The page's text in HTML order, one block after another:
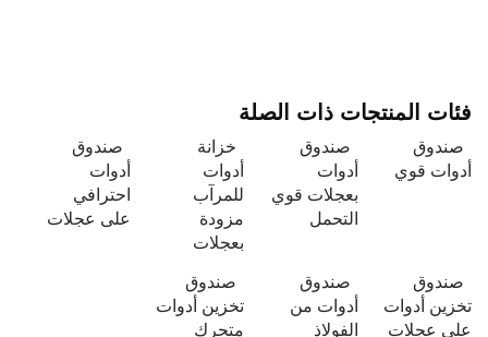
فئات المنتجات ذات الصلة
صندوق
أدوات قوي
صندوق
أدوات
بعجلات قوي
التحمل
خزانة
أدوات
للمرآب
مزودة
بعجلات
صندوق
أدوات
احترافي
على عجلات
صندوق
تخزين أدوات
على عجلات
صندوق
أدوات من
الفولاذ
صندوق
تخزين أدوات
متحرك